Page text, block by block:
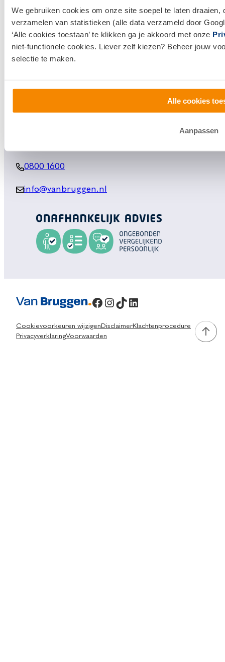
We gebruiken cookies om onze site soepel te laten
verzamelen van statistieken (alle data verzameld door
‘Alle cookies toestaan’ te klikken ga je akkoord met onze
niet-functionele cookies. Liever zelf kiezen? Beheer jouw
selectie te maken.
Alle cookies
Aanpassen
Financieel Advies
Verzekeringsadvies
Makelaardij
Klantenservice en contact
bij jou in de buurt, of neem
0800 1600
info@vanbruggen.nl
Facebook
Instagram
TikTok
LinkedIn
Cookievoorkeuren wijzigen DisclaimerKlachtenprocedure
PrivacyverklaringVoorwaarden